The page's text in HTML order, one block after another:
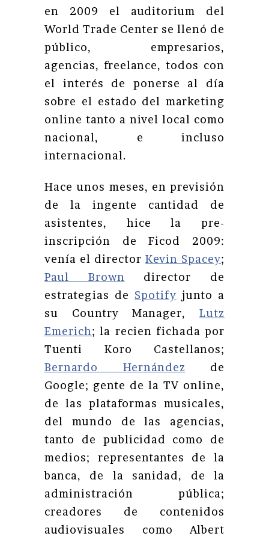
en 2009 el auditorium del
World Trade Center se llenó de
público, empresarios,
agencias, freelance, todos con
el interés de ponerse al día
sobre el estado del marketing
online tanto a nivel local como
nacional, e incluso
internacional.
Hace unos meses, en previsión
de la ingente cantidad de
asistentes, hice la pre-
inscripción de Ficod 2009:
venía el director Kevin Spacey;
Paul Brown
director de
estrategias de Spotify junto a
su Country Manager, Lutz
Emerich; la recien fichada por
Tuenti Koro Castellanos;
Bernardo Hernández de
Google; gente de la TV online,
de las plataformas musicales,
del mundo de las agencias,
tanto de publicidad como de
medios; representantes de la
banca, de la sanidad, de la
administración pública;
creadores de contenidos
audiovisuales como Albert